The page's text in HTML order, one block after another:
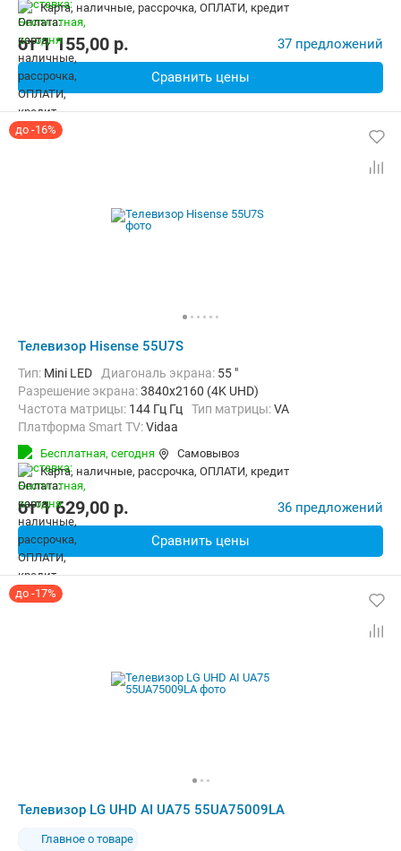
карта, наличные, рассрочка, ОПЛАТИ, кредит
от1 155,00 p. 37 предложений
Сравнить цены
до -16%
Телевизор Hisense 55U7S
Тип: Mini LED Диагональ экрана: 55 "
Разрешение экрана:3840x2160 (4K UHD)
Частота матрицы: 144 Гц Гц Тип матрицы:VA
Платформа Smart TV:Vidaa
Беспроводные интерфейсы:
Бесплатная, сегодня
Самовывоз
карта, наличные, рассрочка, ОПЛАТИ, кредит
от1 629,00 p. 36 предложений
Сравнить цены
до -17%
Телевизор LG UHD AI UA75 55UA75009LA
Главное о товаре